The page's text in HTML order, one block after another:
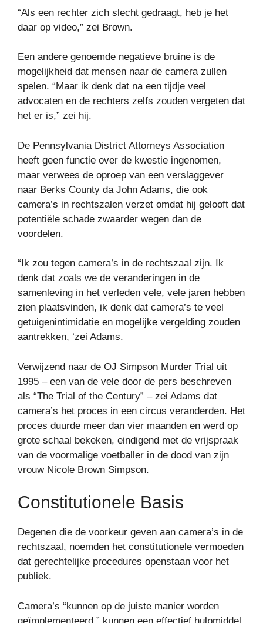
“Als een rechter zich slecht gedraagt, heb je het
daar op video,” zei Brown.
Een andere genoemde negatieve bruine is de
mogelijkheid dat mensen naar de camera zullen
spelen. “Maar ik denk dat na een tijdje veel
advocaten en de rechters zelfs zouden vergeten dat
het er is,” zei hij.
De Pennsylvania District Attorneys Association
heeft geen functie over de kwestie ingenomen,
maar verwees de oproep van een verslaggever
naar Berks County da John Adams, die ook
camera’s in rechtszalen verzet omdat hij gelooft dat
potentiële schade zwaarder wegen dan de
voordelen.
“Ik zou tegen camera’s in de rechtszaal zijn. Ik
denk dat zoals we de veranderingen in de
samenleving in het verleden vele, vele jaren hebben
zien plaatsvinden, ik denk dat camera’s te veel
getuigenintimidatie en mogelijke vergelding zouden
aantrekken, ‘zei Adams.
Verwijzend naar de OJ Simpson Murder Trial uit
1995 – een van de vele door de pers beschreven
als “The Trial of the Century” – zei Adams dat
camera’s het proces in een circus veranderden. Het
proces duurde meer dan vier maanden en werd op
grote schaal bekeken, eindigend met de vrijspraak
van de voormalige voetballer in de dood van zijn
vrouw Nicole Brown Simpson.
Constitutionele Basis
Degenen die de voorkeur geven aan camera’s in de
rechtszaal, noemden het constitutionele vermoeden
dat gerechtelijke procedures openstaan ​​voor het
publiek.
Camera’s “kunnen op de juiste manier worden
geïmplementeerd,” kunnen een effectief hulpmiddel